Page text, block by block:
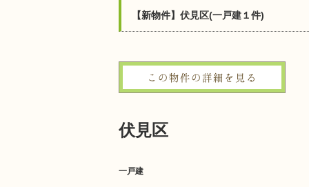
【新物件】伏見区(一戸建１件)
この物件の詳細を見る
伏見区
一戸建